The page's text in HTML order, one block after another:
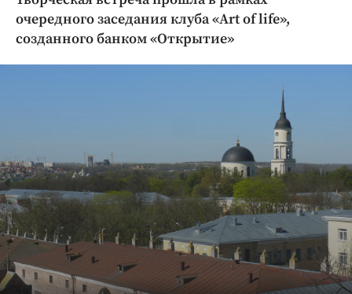
Культура
Праздники
Происшествия
Спорт
Экономика и бизнес
ПРОЕКТЫ
Блоги
очередного заседания клуба «Art of life»,
созданного банком «Открытие»